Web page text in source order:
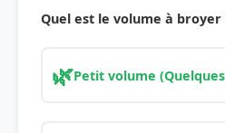
Quel est le volume à broyer
🌿Petit volume